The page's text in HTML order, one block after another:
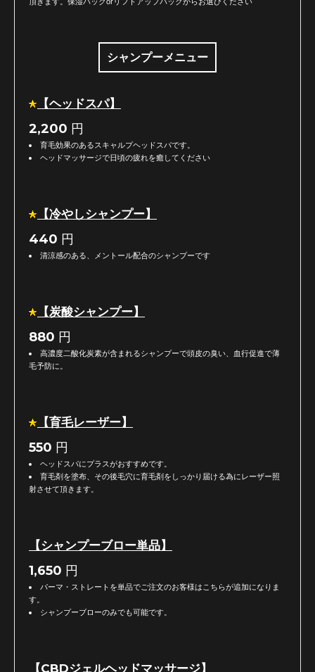
シャンプーメニュー
【ヘッドスパ】
2,200 円
育毛効果のあるスキャルプヘッドスパです。
ヘッドマッサージで日頃の疲れを癒してください
【冷やしシャンプー】
440 円
清涼感のある、メントール配合のシャンプーです
【炭酸シャンプー】
880 円
高濃度二酸化炭素が含まれるシャンプーで頭皮の臭い、血行促進で薄
毛予防に。
【育毛レーザー】
550 円
ヘッドスパにプラスがおすすめです。
育毛剤を塗布、その後毛穴に育毛剤をしっかり届ける為にレーザー照
射させて頂きます。
【シャンプーブロー単品】
1,650 円
パーマ・ストレートを単品でご注文のお客様はこちらが追加になりま
す。
シャンプーブローのみでも可能です。
【CBDジェルヘッドマッサージ】